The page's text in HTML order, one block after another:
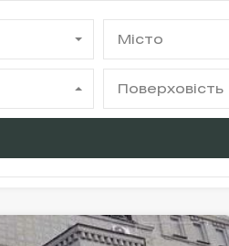
Місто
Поверховість